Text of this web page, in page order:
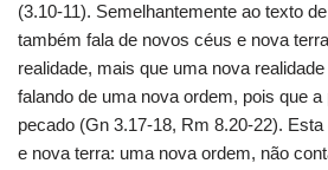
(3.10-11). Semelhantemente ao texto
também fala de novos céus e nova
realidade, mais que uma nova
falando de uma nova ordem, pois que
pecado (Gn 3.17-18, Rm 8.20-22).
e nova terra: uma nova ordem, não